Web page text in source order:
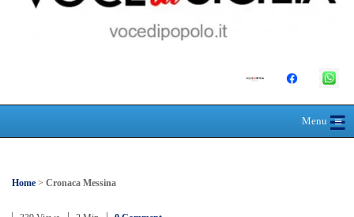
Menu≡
☰
Home > Cronaca Messina